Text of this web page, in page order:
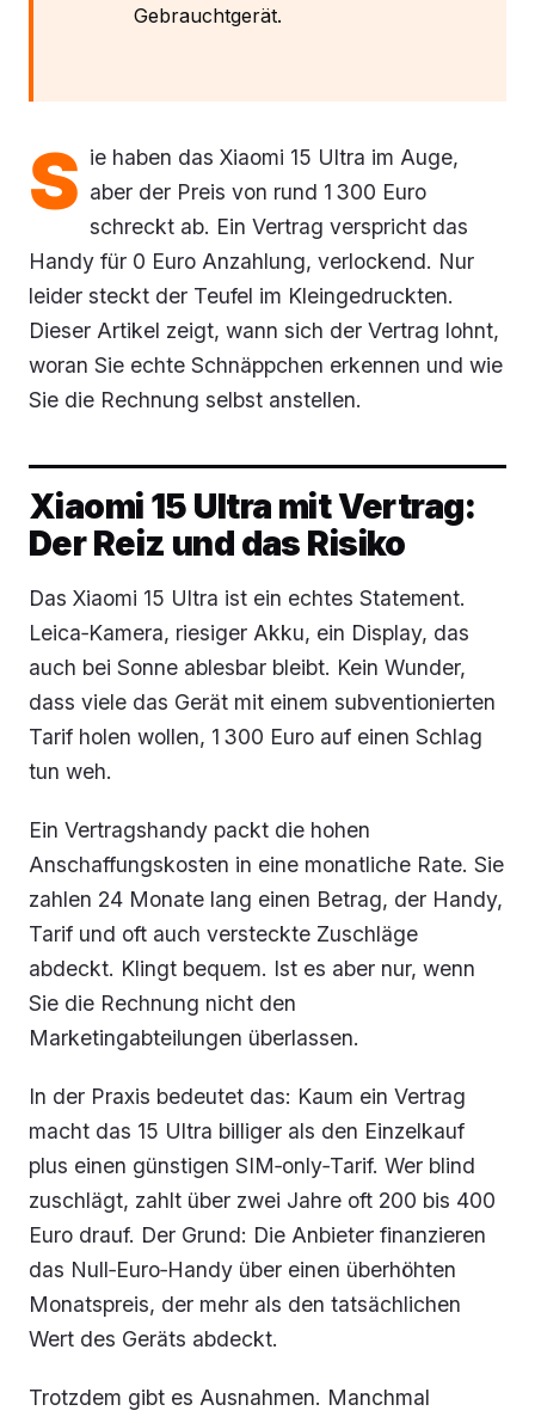
Gebrauchtgerät.
S ie haben das Xiaomi 15 Ultra im Auge,
aber der Preis von rund 1 300 Euro
schreckt ab. Ein Vertrag verspricht das
Handy für 0 Euro Anzahlung, verlockend. Nur
leider steckt der Teufel im Kleingedruckten.
Dieser Artikel zeigt, wann sich der Vertrag lohnt,
woran Sie echte Schnäppchen erkennen und wie
Sie die Rechnung selbst anstellen.
Xiaomi 15 Ultra mit Vertrag:
Der Reiz und das Risiko
Das Xiaomi 15 Ultra ist ein echtes Statement.
Leica‑Kamera, riesiger Akku, ein Display, das
auch bei Sonne ablesbar bleibt. Kein Wunder,
dass viele das Gerät mit einem subventionierten
Tarif holen wollen, 1 300 Euro auf einen Schlag
tun weh.
Ein Vertragshandy packt die hohen
Anschaffungskosten in eine monatliche Rate. Sie
zahlen 24 Monate lang einen Betrag, der Handy,
Tarif und oft auch versteckte Zuschläge
abdeckt. Klingt bequem. Ist es aber nur, wenn
Sie die Rechnung nicht den
Marketingabteilungen überlassen.
In der Praxis bedeutet das: Kaum ein Vertrag
macht das 15 Ultra billiger als den Einzelkauf
plus einen günstigen SIM‑only‑Tarif. Wer blind
zuschlägt, zahlt über zwei Jahre oft 200 bis 400
Euro drauf. Der Grund: Die Anbieter finanzieren
das Null‑Euro‑Handy über einen überhöhten
Monatspreis, der mehr als den tatsächlichen
Wert des Geräts abdeckt.
Trotzdem gibt es Ausnahmen. Manchmal